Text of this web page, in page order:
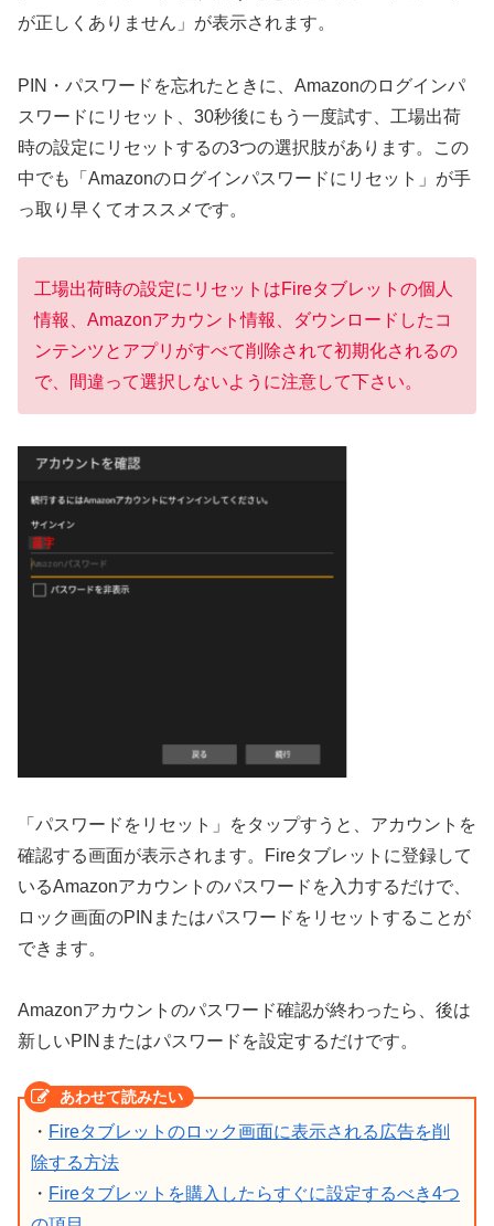
が正しくありません」が表示されます。
PIN・パスワードを忘れたときに、Amazonのログインパ
スワードにリセット、30秒後にもう一度試す、工場出荷
時の設定にリセットするの3つの選択肢があります。この
中でも「Amazonのログインパスワードにリセット」が手
っ取り早くてオススメです。
工場出荷時の設定にリセットはFireタブレットの個人
情報、Amazonアカウント情報、ダウンロードしたコ
ンテンツとアプリがすべて削除されて初期化されるの
で、間違って選択しないように注意して下さい。
「パスワードをリセット」をタップすうと、アカウントを
確認する画面が表示されます。Fireタブレットに登録して
いるAmazonアカウントのパスワードを入力するだけで、
ロック画面のPINまたはパスワードをリセットすることが
できます。
Amazonアカウントのパスワード確認が終わったら、後は
新しいPINまたはパスワードを設定するだけです。
・ Fireタブレットのロック画面に表示される広告を削
除する方法
・ Fireタブレットを購入したらすぐに設定するべき4つ